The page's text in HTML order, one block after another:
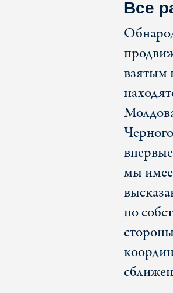
Все
взятым
мы
по